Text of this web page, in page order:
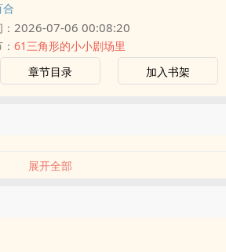
合
2026-07-06 00:08:20
61三角形的小小剧场里
章节目录 加入书架
展开全部